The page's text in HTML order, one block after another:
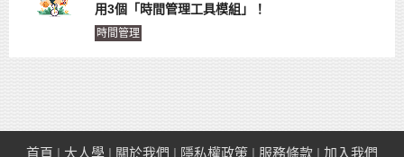
用3個「時間管理工具模組」！
時間管理
首頁 | 大人學 | 關於我們 | 隱私權政策 | 服務條款 | 加入我們